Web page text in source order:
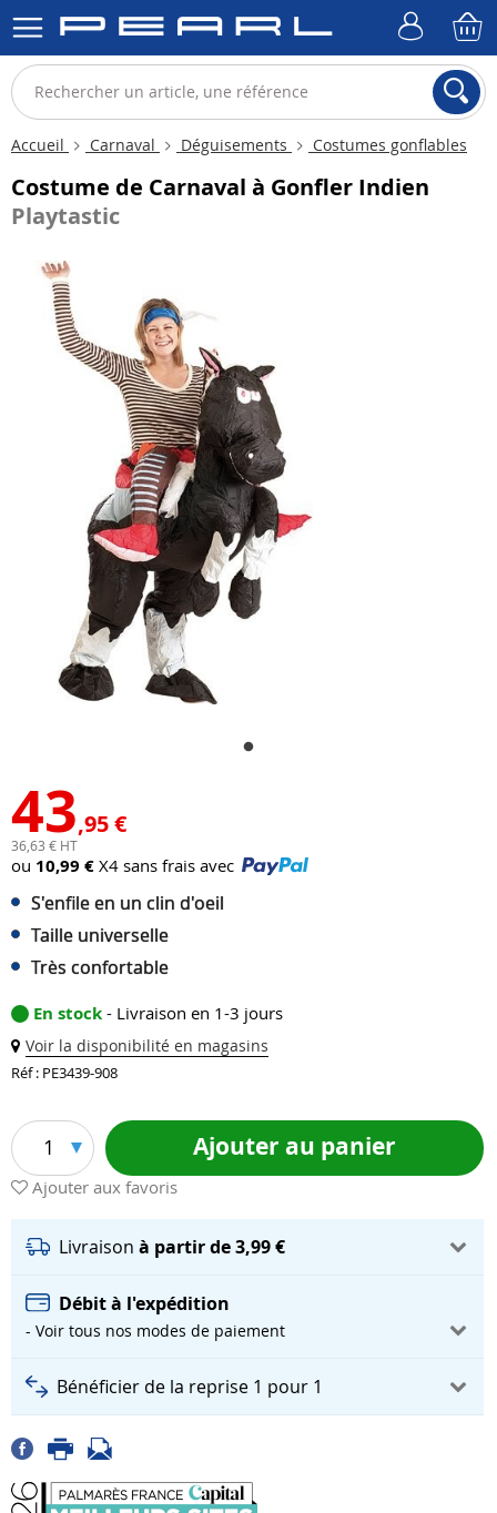
Accueil Carnaval Déguisements Costumes gonflables
Costume de Carnaval à Gonfler Indien
Playtastic
43,95 €
36,63 € HT
ou 10,99 € X4 sans frais avec
S'enfile en un clin d'oeil
Taille universelle
Très confortable
En stock - Livraison en 1-3 jours
Voir la disponibilité en magasins
Réf : PE3439-908
1 Ajouter au panier
Ajouter aux favoris
Livraison à partir de 3,99 €
Débit à l'expédition
- Voir tous nos modes de paiement
Bénéficier de la reprise 1 pour 1